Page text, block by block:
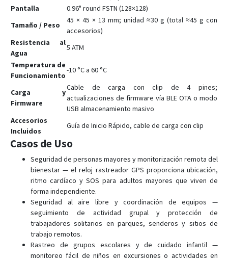
Pantalla
0.96" round FSTN (128×128)
Tamaño / Peso
45 × 45 × 13 mm; unidad ≈30 g (total ≈45 g con
accesorios)
Resistencia al
Agua
5 ATM
Temperatura de
Funcionamiento
-10 °C a 60 °C
Carga y
Firmware
Cable de carga con clip de 4 pines;
actualizaciones de firmware vía BLE OTA o modo
USB almacenamiento masivo
Accesorios
Incluidos
Guía de Inicio Rápido, cable de carga con clip
Casos de Uso
Seguridad de personas mayores y monitorización remota del
bienestar — el reloj rastreador GPS proporciona ubicación,
ritmo cardíaco y SOS para adultos mayores que viven de
forma independiente.
Seguridad al aire libre y coordinación de equipos —
seguimiento de actividad grupal y protección de
trabajadores solitarios en parques, senderos y sitios de
trabajo remotos.
Rastreo de grupos escolares y de cuidado infantil —
monitoreo fácil de niños en excursiones o actividades en